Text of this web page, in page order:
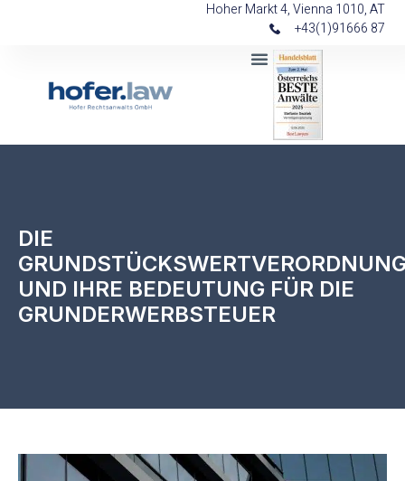
Hoher Markt 4, Vienna 1010, AT
+43(1)91666 87
DIE
UND IHRE BEDEUTUNG FÜR DIE
GRUNDERWERBSTEUER